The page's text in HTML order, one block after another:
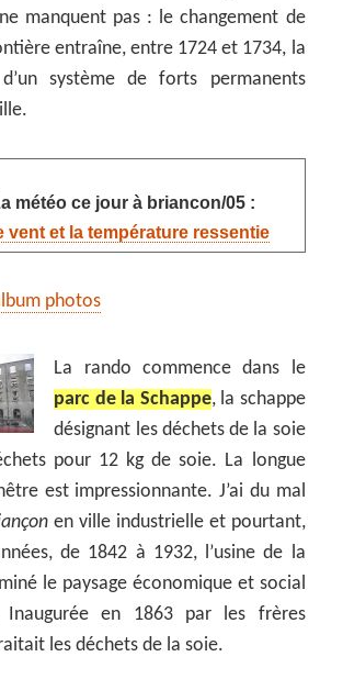
manquent pas : le changement de
entraîne, entre 1724 et 1734, la
système de forts permanents
météo ce jour à briancon/05 :
vent et la température ressentie
photos
La rando commence dans le
parc de la Schappe, la schappe
désignant les déchets de la soie
pour 12 kg de soie. La longue
est impressionnante. J’ai du mal
en ville industrielle et pourtant,
de 1842 à 1932, l’usine de la
le paysage économique et social
en 1863 par les frères
les déchets de la soie.